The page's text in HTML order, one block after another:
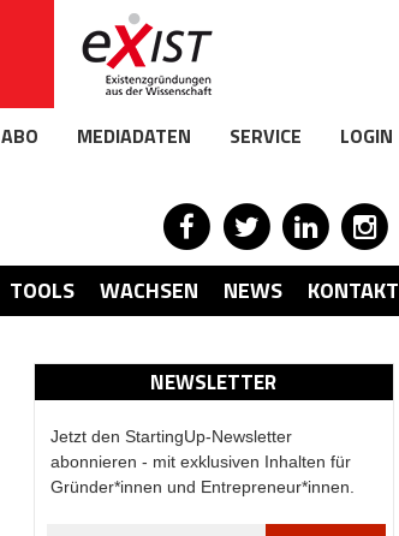
ABO MEDIADATEN SERVICE LOGIN
TOOLS WACHSEN NEWS KONTAKT
NEWSLETTER
Jetzt den StartingUp-Newsletter
abonnieren - mit exklusiven Inhalten für
Gründer*innen und Entrepreneur*innen.